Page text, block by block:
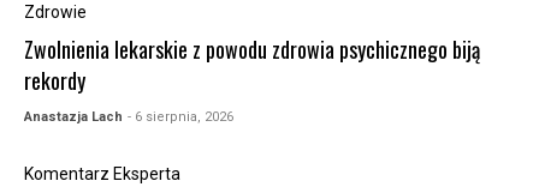
Zdrowie
Zwolnienia lekarskie z powodu zdrowia psychicznego biją
rekordy
Anastazja Lach - 6 sierpnia, 2026
Komentarz Eksperta